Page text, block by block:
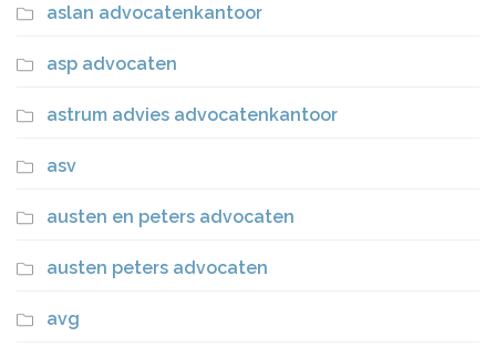
aslan advocatenkantoor
asp advocaten
astrum advies advocatenkantoor
asv
austen en peters advocaten
austen peters advocaten
avg